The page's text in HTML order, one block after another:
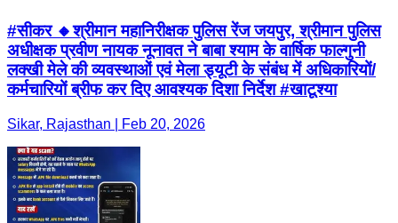
#सीकर 🔸श्रीमान महानिरीक्षक पुलिस रेंज जयपुर, श्रीमान पुलिस
अधीक्षक प्रवीण नायक नूनावत ने बाबा श्याम के वार्षिक फाल्गुनी
लक्खी मेले की व्यवस्थाओं एवं मेला ड्यूटी के संबंध में अधिकारियों/
कर्मचारियों ब्रीफ कर दिए आवश्यक दिशा निर्देश #खाटूश्या
Sikar, Rajasthan | Feb 20, 2026